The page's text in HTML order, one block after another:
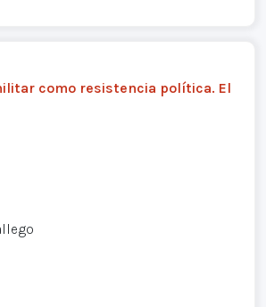
como resistencia política. El